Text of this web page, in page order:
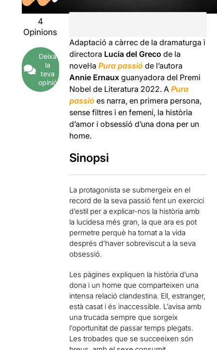
4
Opinions
Deixa
la
teva
opinió
Adaptació a càrrec de la dramaturga i
directora Lucia del Grecode la
novel·laPura passióde l’autora
Annie Ernauxguanyadora del Premi
Nobel de Literatura 2022. APura
passióes narra, en primera persona,
sense filtres i en femení, la història
d’amor i obsessió d’una dona per un
home.
Sinopsi
La protagonista se submergeix en el
record de la seva passió fent un exercici
d’estil per a explicar-nos la història amb
la lucidesa més gran, la que ara es pot
permetre perquè ha tornat a la vida
després d’haver sobreviscut a la seva
obsessió.
Les pàgines expliquen la història d’una
dona i un home que comparteixen una
intensa relació clandestina. Ell, estranger,
està casat i és inaccessible. L’avisa amb
una trucada sempre que sorgeix
l’oportunitat de passar temps plegats.
Les trobades que se succeeixen són